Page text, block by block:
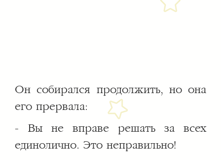
Он собирался продолжить, но она
его прервала:
- Вы не вправе решать за всех
единолично. Это неправильно!